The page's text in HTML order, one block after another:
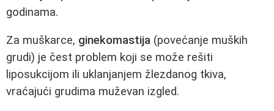
godinama.
Za muškarce, ginekomastija (povećanje muških
grudi) je čest problem koji se može rešiti
liposukcijom ili uklanjanjem žlezdanog tkiva,
vraćajući grudima muževan izgled.